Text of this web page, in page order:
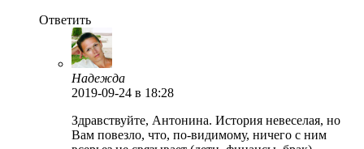
Ответить
Надежда
2019-09-24 в 18:28
Здравствуйте, Антонина. История невеселая, но
Вам повезло, что, по-видимому, ничего с ним